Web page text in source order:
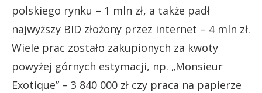
polskiego rynku – 1 mln zł, a także padł
najwyższy BID złożony przez internet – 4 mln zł.
Wiele prac zostało zakupionych za kwoty
powyżej górnych estymacji, np. „Monsieur
Exotique” – 3 840 000 zł czy praca na papierze